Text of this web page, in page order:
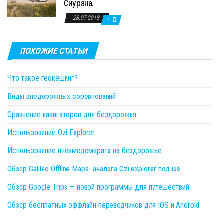
Сиурана.
28.07.2018 1
ПОХОЖИЕ СТАТЬИ
Что такое геокешинг?
Виды внедорожных соревнований
Сравнение навигаторов для бездорожья
Использование Ozi Explorer
Использование пневмодомкрата на бездорожье
Обзор Galileo Offline Maps- аналога Ozi explorer под ios
Обзор Google Trips — новой программы для путешествий
Обзор бесплатных оффлайн переводчиков для IOS и Android